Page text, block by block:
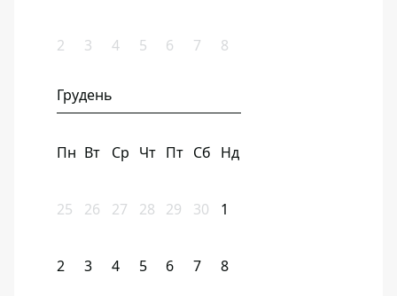
2 3 4 5 6 7 8
Грудень
Пн Вт Ср Чт Пт Сб Нд
25 26 27 28 29 30 1
2 3 4 5 6 7 8